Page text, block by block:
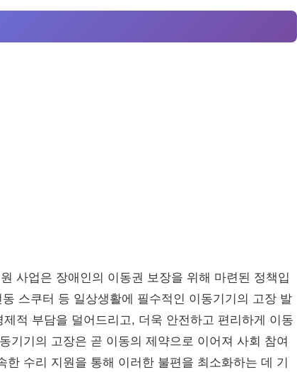
사업은 장애인의 이동권 보장을 위해 마련된 정책입
스쿠터 등 일상생활에 필수적인 이동기기의 고장 발
적 부담을 덜어드리고, 더욱 안전하고 편리하게 이동
기기의 고장은 곧 이동의 제약으로 이어져 사회 참여
한 수리 지원을 통해 이러한 불편을 최소화하는 데 기